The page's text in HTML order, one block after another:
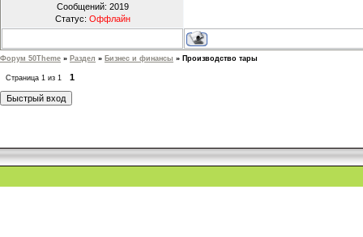
Сообщений: 2019
Статус: Оффлайн
Форум 50Theme » Раздел » Бизнес и финансы » Производство тары
Страница 1 из 1 1